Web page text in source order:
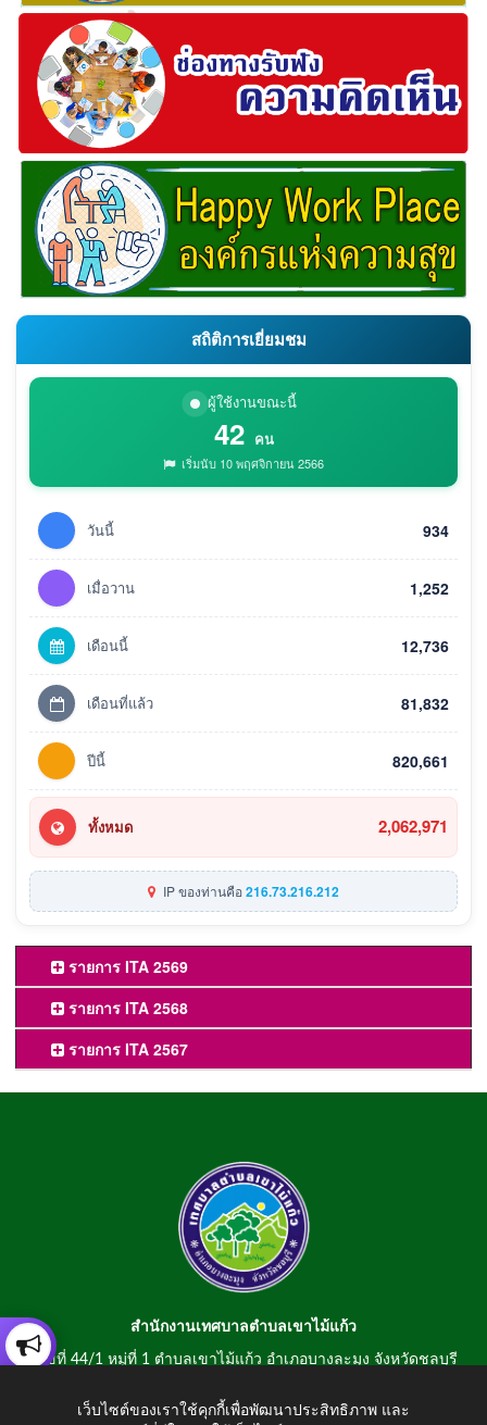
สถิติการเยี่ยมชม
ผู้ใช้งานขณะนี้
42 คน
เริ่มนับ 10 พฤศจิกายน 2566
วันนี้ 934
เมื่อวาน 1,252
เดือนนี้ 12,736
เดือนที่แล้ว 81,832
ปีนี้ 820,661
ทั้งหมด 2,062,971
IP ของท่านคือ216.73.216.212
รายการ ITA 2569
รายการ ITA 2568
รายการ ITA 2567
สำนักงานเทศบาลตำบลเขาไม้แก้ว
เลขที่ 44/1 หมู่ที่ 1 ตำบลเขาไม้แก้ว อำเภอบางละมุง จังหวัดชลบุรี
สอบถามข้อมูลโทรศัพท์/โทรสาร 0-3807-2634-5
เว็บไซต์ของเราใช้คุกกี้เพื่อพัฒนาประสิทธิภาพ และ